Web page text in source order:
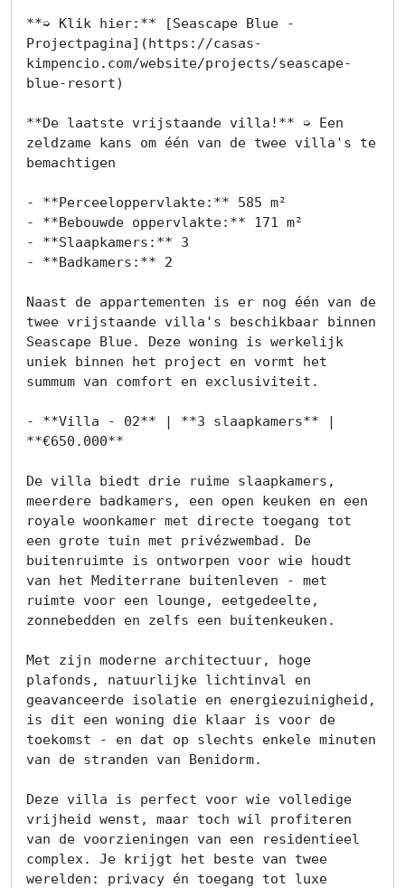
Alle
Panden
Over
ons
Ons
team
Ons
kantoor
Onze
werkwijze
Contacteer
ons
Blog
Cookies
**➭ Klik hier:** [Seascape Blue -
Projectpagina](https://casas-
kimpencio.com/website/projects/seascape-
blue-resort)
**De laatste vrijstaande villa!** ➭ Een
zeldzame kans om één van de twee villa's te
bemachtigen
- **Perceeloppervlakte:** 585 m²
- **Bebouwde oppervlakte:** 171 m²
- **Slaapkamers:** 3
- **Badkamers:** 2
Naast de appartementen is er nog één van de
twee vrijstaande villa's beschikbaar binnen
Seascape Blue. Deze woning is werkelijk
uniek binnen het project en vormt het
summum van comfort en exclusiviteit.
- **Villa - 02** | **3 slaapkamers** |
**€650.000**
De villa biedt drie ruime slaapkamers,
meerdere badkamers, een open keuken en een
royale woonkamer met directe toegang tot
een grote tuin met privézwembad. De
buitenruimte is ontworpen voor wie houdt
van het Mediterrane buitenleven - met
ruimte voor een lounge, eetgedeelte,
zonnebedden en zelfs een buitenkeuken.
Met zijn moderne architectuur, hoge
plafonds, natuurlijke lichtinval en
geavanceerde isolatie en energiezuinigheid,
is dit een woning die klaar is voor de
toekomst - en dat op slechts enkele minuten
van de stranden van Benidorm.
Deze villa is perfect voor wie volledige
vrijheid wenst, maar toch wil profiteren
van de voorzieningen van een residentieel
complex. Je krijgt het beste van twee
werelden: privacy én toegang tot luxe